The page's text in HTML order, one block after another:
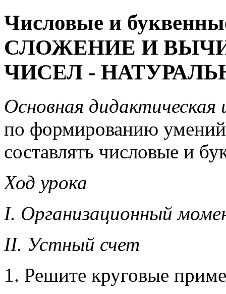
Числовые и
СЛОЖЕНИЕ И
ЧИСЕЛ -
Основная дидактическая
по формированию умений
составлять числовые и
Ход урока
I. Организационный
II. Устный счет
1. Решите круговые